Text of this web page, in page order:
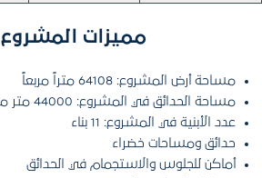
مميزات المشروع
مساحة أرض المشروع: 64108 متراً مربعاً
مساحة الحدائق في المشروع: 44000 متر مربع
عدد الأبنية في المشروع: 11 بناء
حدائق ومساحات خضراء
أماكن للجلوس والاستجمام في الحدائق